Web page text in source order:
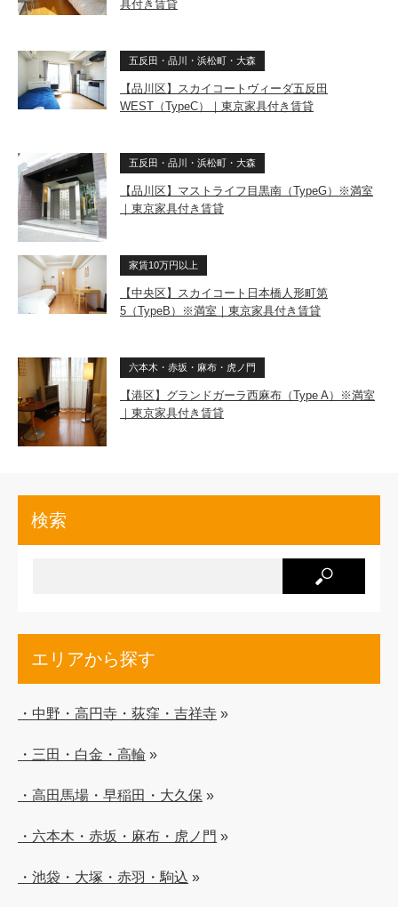
具付き賃貸
五反田・品川・浜松町・大森
【品川区】スカイコートヴィーダ五反田
WEST（TypeC）｜東京家具付き賃貸
五反田・品川・浜松町・大森
【品川区】マストライフ目黒南（TypeG）※満室
｜東京家具付き賃貸
家賃10万円以上
【中央区】スカイコート日本橋人形町第
5（TypeB）※満室｜東京家具付き賃貸
六本木・赤坂・麻布・虎ノ門
【港区】グランドガーラ西麻布（Type A）※満室
｜東京家具付き賃貸
検索
エリアから探す
・中野・高円寺・荻窪・吉祥寺 »
・三田・白金・高輪 »
・高田馬場・早稲田・大久保 »
・六本木・赤坂・麻布・虎ノ門 »
・池袋・大塚・赤羽・駒込 »